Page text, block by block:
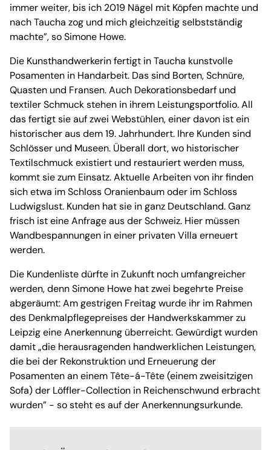
immer weiter, bis ich 2019 Nägel mit Köpfen machte und
nach Taucha zog und mich gleichzeitig selbstständig
machte”, so Simone Howe.
Die Kunsthandwerkerin fertigt in Taucha kunstvolle
Posamenten in Handarbeit. Das sind Borten, Schnüre,
Quasten und Fransen. Auch Dekorationsbedarf und
textiler Schmuck stehen in ihrem Leistungsportfolio. All
das fertigt sie auf zwei Webstühlen, einer davon ist ein
historischer aus dem 19. Jahrhundert. Ihre Kunden sind
Schlösser und Museen. Überall dort, wo historischer
Textilschmuck existiert und restauriert werden muss,
kommt sie zum Einsatz. Aktuelle Arbeiten von ihr finden
sich etwa im Schloss Oranienbaum oder im Schloss
Ludwigslust. Kunden hat sie in ganz Deutschland. Ganz
frisch ist eine Anfrage aus der Schweiz. Hier müssen
Wandbespannungen in einer privaten Villa erneuert
werden.
Die Kundenliste dürfte in Zukunft noch umfangreicher
werden, denn Simone Howe hat zwei begehrte Preise
abgeräumt: Am gestrigen Freitag wurde ihr im Rahmen
des Denkmalpflegepreises der Handwerkskammer zu
Leipzig eine Anerkennung überreicht. Gewürdigt wurden
damit „die herausragenden handwerklichen Leistungen,
die bei der Rekonstruktion und Erneuerung der
Posamenten an einem Tête-á-Tête (einem zweisitzigen
Sofa) der Löffler-Collection in Reichenschwund erbracht
wurden” - so steht es auf der Anerkennungsurkunde.